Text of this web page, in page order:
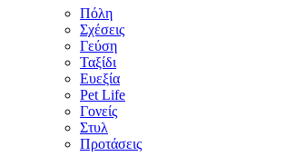
Πόλη
Σχέσεις
Γεύση
Ταξίδι
Ευεξία
Pet Life
Γονείς
Στυλ
Προτάσεις